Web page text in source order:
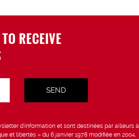
RECEIVE
d’information et sont destinées par ailleurs à
et libertés » du 6 janvier 1978 modifiée en 2004,